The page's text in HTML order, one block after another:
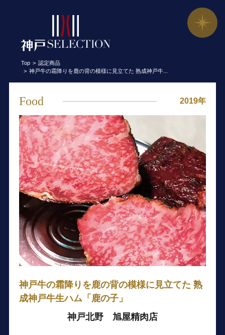
神戸牛の霜降りを鹿の背の模様に見立
Top
認定商品
神戸牛の霜降りを鹿の背の模様に見立てた 熟成神戸牛...
Food 2019年
神戸牛の霜降りを鹿の背の模様に見立てた 熟
成神戸牛生ハム「鹿の子」
神戸北野 旭屋精肉店